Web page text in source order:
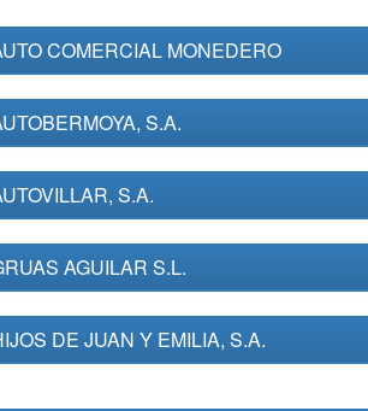
COMERCIAL MONEDERO
S.A.
S.A.
AGUILAR S.L.
DE JUAN Y EMILIA, S.A.